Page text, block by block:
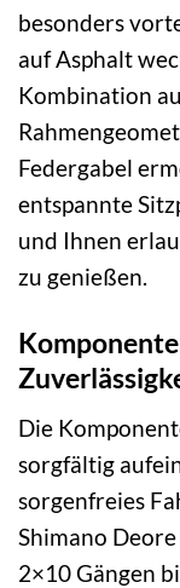
besonders
auf Asphalt
Kombination
Federgabel
entspannte
und Ihnen
zu genießen.
Die
sorgfältig
sorgenfreies
Shimano
2×10 Gängen